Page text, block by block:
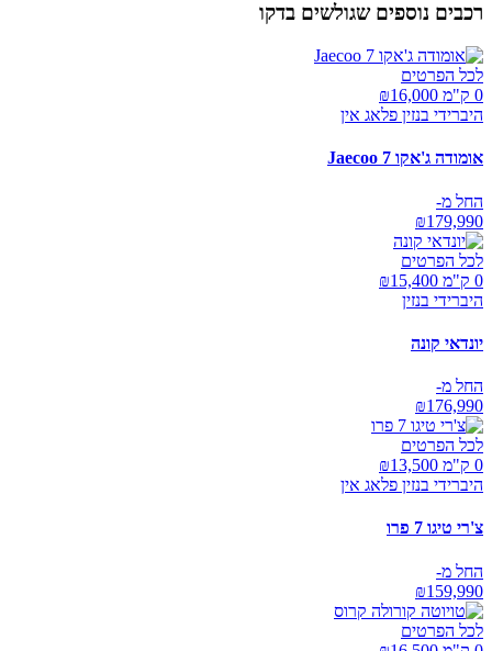
רכבים נוספים שגולשים בדקו
לכל הפרטים
0 ק"מ ₪
16,000
היברידי בנזין פלאג אין
אומודה ג'אקו Jaecoo 7
החל מ-
₪179,990
לכל הפרטים
0 ק"מ ₪
15,400
היברידי בנזין
יונדאי קונה
החל מ-
₪176,990
לכל הפרטים
0 ק"מ ₪
13,500
היברידי בנזין פלאג אין
צ'רי טיגו 7 פרו
החל מ-
₪159,990
לכל הפרטים